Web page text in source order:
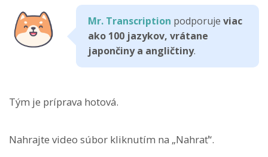
Mr. Transcription podporuje viac
ako 100 jazykov, vrátane
japončiny a angličtiny.
Tým je príprava hotová.
Nahrajte video súbor kliknutím na „Nahrať“.